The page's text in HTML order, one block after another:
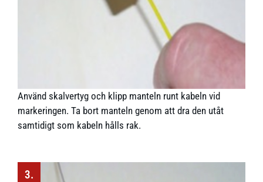
Använd skalvertyg och klipp manteln runt kabeln vid
markeringen. Ta bort manteln genom att dra den utåt
samtidigt som kabeln hålls rak.
3.